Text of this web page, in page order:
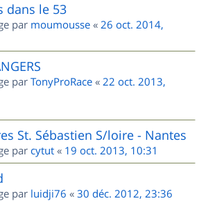
dans le 53
par moumousse « 26 oct. 2014,
par TonyProRace « 22 oct. 2013,
St. Sébastien S/loire - Nantes
par cytut « 19 oct. 2013, 10:31
par luidji76 « 30 déc. 2012, 23:36